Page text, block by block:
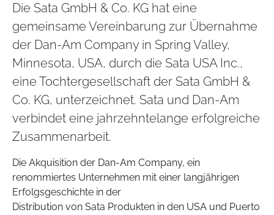
Die Sata GmbH & Co. KG hat eine
gemeinsame Vereinbarung zur Übernahme
der Dan-Am Company in Spring Valley,
Minnesota, USA, durch die Sata USA Inc.,
eine Tochtergesellschaft der Sata GmbH &
Co. KG, unterzeichnet. Sata und Dan-Am
verbindet eine jahrzehntelange erfolgreiche
Zusammenarbeit.
Die Akquisition der Dan-Am Company, ein
renommiertes Unternehmen mit einer langjährigen
Erfolgsgeschichte in der
Distribution von Sata Produkten in den USA und Puerto